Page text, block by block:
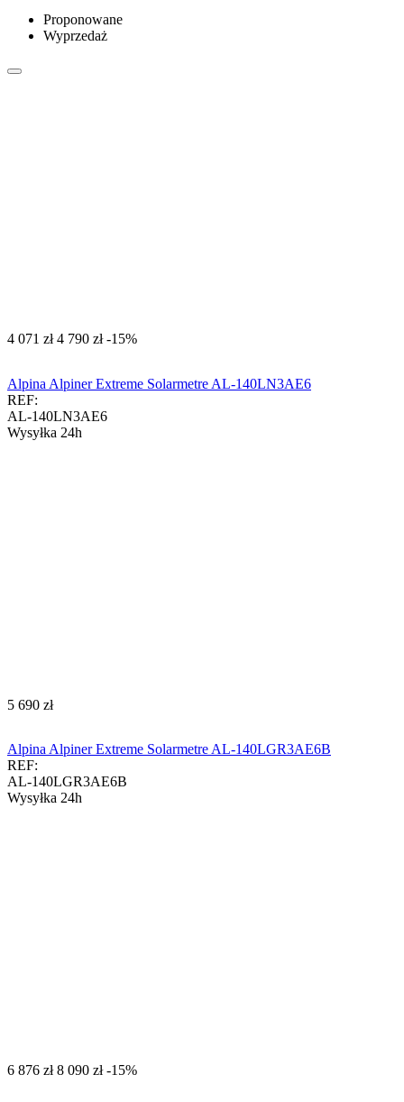
Proponowane
Wyprzedaż
‍4 071‍ zł ‍4 790‍ zł -15%
Alpina Alpiner Extreme Solarmetre AL-140LN3AE6
REF:
AL-140LN3AE6
Wysyłka 24h
‍5 690‍ zł
Alpina Alpiner Extreme Solarmetre AL-140LGR3AE6B
REF:
AL-140LGR3AE6B
Wysyłka 24h
‍6 876‍ zł ‍8 090‍ zł -15%